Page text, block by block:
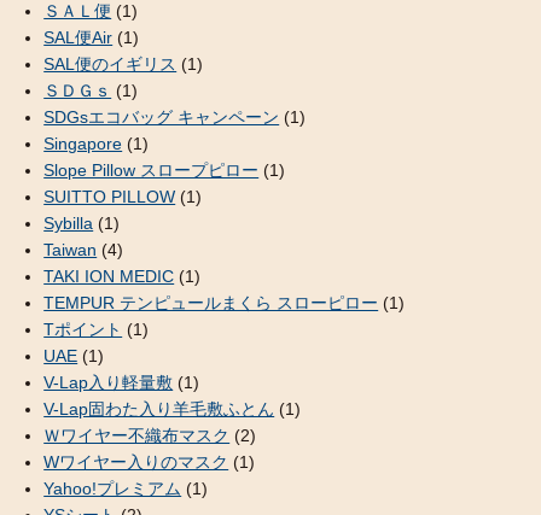
ＳＡＬ便 (1)
SAL便Air (1)
SAL便のイギリス (1)
ＳＤＧｓ (1)
SDGsエコバッグ キャンペーン (1)
Singapore (1)
Slope Pillow スロープピロー (1)
SUITTO PILLOW (1)
Sybilla (1)
Taiwan (4)
TAKI ION MEDIC (1)
TEMPUR テンピュールまくら スローピロー (1)
Tポイント (1)
UAE (1)
V-Lap入り軽量敷 (1)
V-Lap固わた入り羊毛敷ふとん (1)
Ｗワイヤー不織布マスク (2)
Wワイヤー入りのマスク (1)
Yahoo!プレミアム (1)